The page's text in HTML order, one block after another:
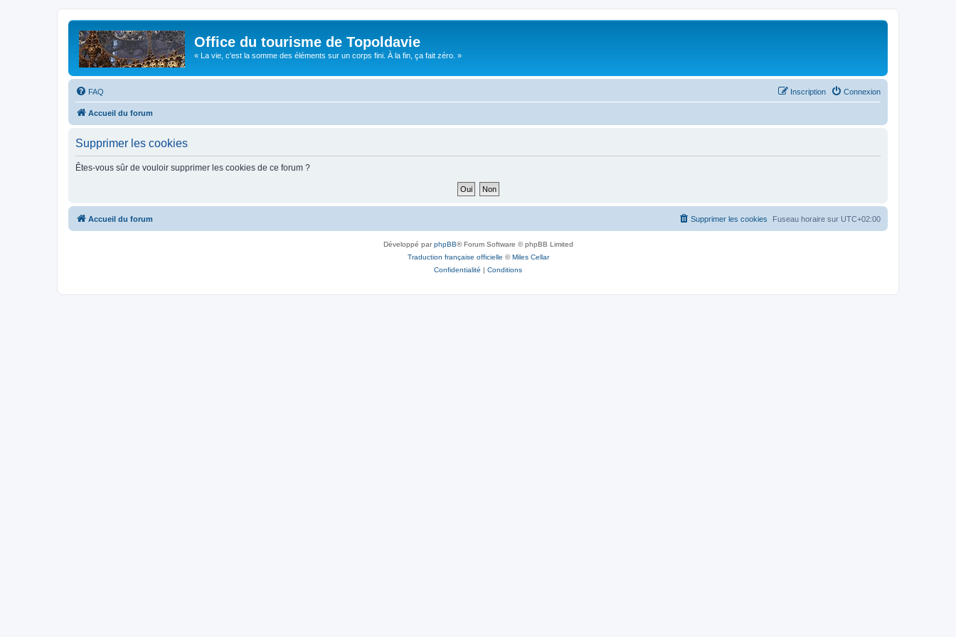
Office du tourisme de Topoldavie
« La vie, c'est la somme des éléments sur un corps fini. À la fin, ça fait zéro. »
FAQ Connexion
Inscription
Accueil du forum
Supprimer les cookies
Êtes-vous sûr de vouloir supprimer les cookies de ce forum ?
Accueil du forum Fuseau horaire sur UTC+02:00
Supprimer les cookies
Développé parphpBB® Forum Software © phpBB Limited
Traduction française officielle ©Miles Cellar
Confidentialité | Conditions